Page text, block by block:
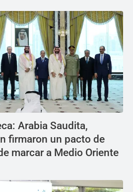
Arabia Saudita,
firmaron un pacto de
marcar a Medio Oriente